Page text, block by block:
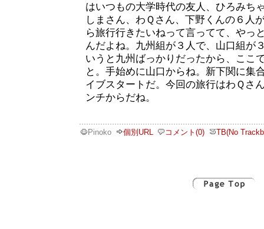
はいつもの大学時代の友人、ひろみち
しまさん、わＱさん、下野くんの６人
ら旅行行きたいねって言ってて、やっ
んだよね。九州組が３人で、山口組が
いうと九州ばっかりだったから、ここ
と。手始めに山口からね。新下関に集
イブスタートだ。今回の旅行はわＱさ
ンチからだね。
Pinoko 個別URL コメント(0) TB(No